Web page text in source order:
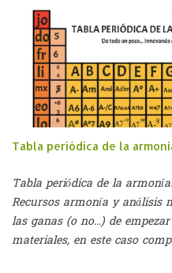
por su utilización en la ópera
momentos de carácter
rebajar un semitono el II
formando un acorde
esa nota. Suele aparecer
hemos dicho (SEXTA
Subdominante de modo que
o al 6/4 cadencial. Veamos
Cristina Tormo Soriano. Si
acabamos de ver, al estar en
Tabla periódica de la
Tabla periódica de la
Recursos armonía y análisis
las ganas (o no...) de
materiales, en este caso